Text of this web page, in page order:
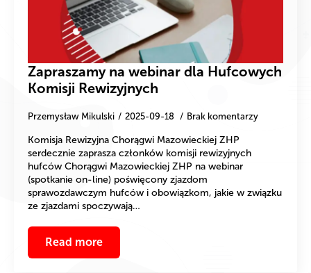
Zapraszamy na webinar dla Hufcowych
Komisji Rewizyjnych
Przemysław Mikulski 2025-09-18 Brak komentarzy
Komisja Rewizyjna Chorągwi Mazowieckiej ZHP
serdecznie zaprasza członków komisji rewizyjnych
hufców Chorągwi Mazowieckiej ZHP na webinar
(spotkanie on-line) poświęcony zjazdom
sprawozdawczym hufców i obowiązkom, jakie w związku
ze zjazdami spoczywają…
Read more